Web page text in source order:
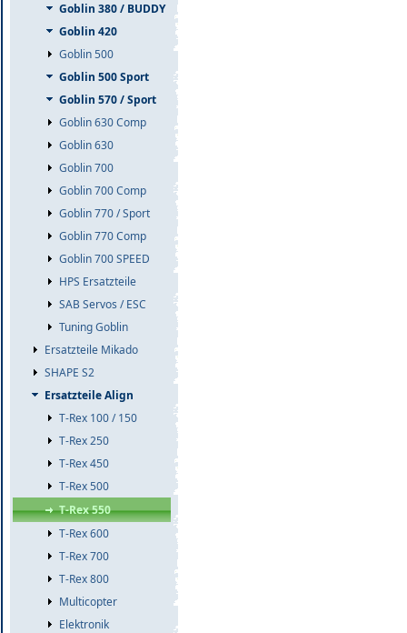
Goblin 380 / BUDDY
Goblin 420
Goblin 500
Goblin 500 Sport
Goblin 570 / Sport
Goblin 630 Comp
Goblin 630
Goblin 700
Goblin 700 Comp
Goblin 770 / Sport
Goblin 770 Comp
Goblin 700 SPEED
HPS Ersatzteile
SAB Servos / ESC
Tuning Goblin
Ersatzteile Mikado
SHAPE S2
Ersatzteile Align
T-Rex 100 / 150
T-Rex 250
T-Rex 450
T-Rex 500
T-Rex 550
T-Rex 600
T-Rex 700
T-Rex 800
Multicopter
Elektronik